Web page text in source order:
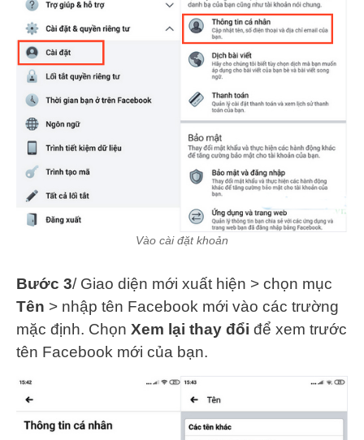
Vào cài đặt khoản
Bước 3/ Giao diện mới xuất hiện > chọn mục
Tên > nhập tên Facebook mới vào các trường
mặc định. Chọn Xem lại thay đổi để xem trước
tên Facebook mới của bạn.